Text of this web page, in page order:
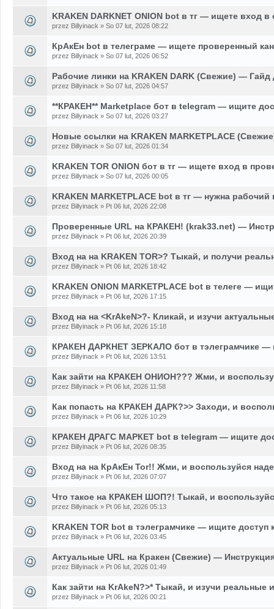
KRAKEN DARKNET ONION bot в тг — ищете вход
przez Billyinack » So 07 lut, 2026 08:22
КрАкЕн bot в телеграме — ищете проверенный
przez Billyinack » So 07 lut, 2026 06:52
Рабочие линки на KRAKEN DARK (Свежие) —
przez Billyinack » So 07 lut, 2026 04:57
**КРАКЕН** Marketplace бот в telegram — ищите
przez Billyinack » So 07 lut, 2026 03:27
Новые ссылки на KRAKEN MARKETPLACE
przez Billyinack » So 07 lut, 2026 01:34
KRAKEN TOR ONION бот в тг — ищете вход в
przez Billyinack » So 07 lut, 2026 00:05
KRAKEN MARKETPLACE bot в тг — нужна
przez Billyinack » Pt 06 lut, 2026 22:08
Проверенные URL на КРАКЕН! (krak33.net) —
przez Billyinack » Pt 06 lut, 2026 20:39
Вход на на KRAKEN TOR>? Тыкай, и получи
przez Billyinack » Pt 06 lut, 2026 18:42
KRAKEN ONION MARKETPLACE bot в телеге —
przez Billyinack » Pt 06 lut, 2026 17:15
Вход на на <KrAkeN>?- Кликай, и изучи
przez Billyinack » Pt 06 lut, 2026 15:18
КРАКЕН ДАРКНЕТ ЗЕРКАЛО бот в тэлеграмчике —
przez Billyinack » Pt 06 lut, 2026 13:51
Как зайти на КРАКЕН ОНИОН??? Жми, и
przez Billyinack » Pt 06 lut, 2026 11:58
Как попасть на КРАКЕН ДАРК?>> Заходи, и
przez Billyinack » Pt 06 lut, 2026 10:29
КРАКЕН ДРАГС МАРКЕТ bot в telegram — ищите
przez Billyinack » Pt 06 lut, 2026 08:35
Вход на на КрАкЕн Tor!! Жми, и воспользуйся
przez Billyinack » Pt 06 lut, 2026 07:07
Что такое на КРАКЕН ШОП?! Тыкай, и
przez Billyinack » Pt 06 lut, 2026 05:13
KRAKEN TOR bot в тэлеграмчике — ищите доступ
przez Billyinack » Pt 06 lut, 2026 03:45
Актуальные URL на Кракен (Свежие) —
przez Billyinack » Pt 06 lut, 2026 01:49
Как зайти на KrAkeN?>* Тыкай, и изучи реальные
przez Billyinack » Pt 06 lut, 2026 00:21